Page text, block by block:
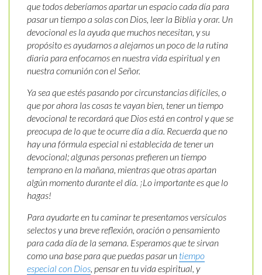
que todos deberíamos apartar un espacio cada día para
pasar un tiempo a solas con Dios, leer la Biblia y orar. Un
devocional es la ayuda que muchos necesitan, y su
propósito es ayudarnos a alejarnos un poco de la rutina
diaria para enfocarnos en nuestra vida espiritual y en
nuestra comunión con el Señor.
Ya sea que estés pasando por circunstancias difíciles, o
que por ahora las cosas te vayan bien, tener un tiempo
devocional te recordará que Dios está en control y que se
preocupa de lo que te ocurre día a día. Recuerda que no
hay una fórmula especial ni establecida de tener un
devocional; algunas personas prefieren un tiempo
temprano en la mañana, mientras que otras apartan
algún momento durante el día. ¡Lo importante es que lo
hagas!
Para ayudarte en tu caminar te presentamos versículos
selectos y una breve reflexión, oración o pensamiento
para cada día de la semana. Esperamos que te sirvan
como una base para que puedas pasar un tiempo
especial con Dios, pensar en tu vida espiritual, y